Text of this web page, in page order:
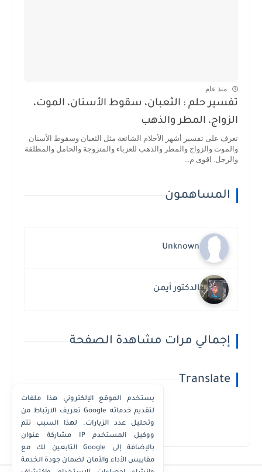
منذ عام
تفسير حلم : الثعبان، سقوط الأسنان، الموت،
الزواج، المطر والذهب
تعرف على تفسير أشهر الأحلام الشائعة مثل الثعبان وسقوط الأسنان
والموت والزواج والمطر والذهب للعزباء والمتزوجة والحامل والمطلقة
والرجل. اقوى م...
المساهمون
Unknown
الدكتور أيمن
إجمالي مرات مشاهدة الصفحة
Translate
Powered by Translate
يستخدم الموقع الإلكتروني هذا ملفات
تعريف الارتباط من Google لتقديم خدماته
وتحليل عدد الزيارات. لهذا السبب تتم
مشاركة عنوان IP ووكيل المستخدم
التابعين لك مع Google بالإضافة إلى
مقاييس الأداء والأمان لضمان جودة الخدمة